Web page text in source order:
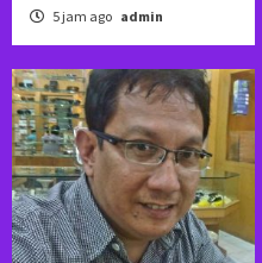
5 jam ago admin